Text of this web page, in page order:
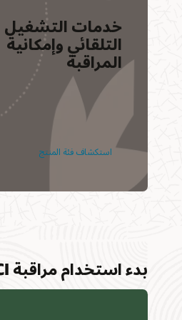
منتديات الاتصال بالعميل
خدمات التشغيل
التلقائي وإمكانية
المراقبة
استكشاف فئة المنتج
بدء استخدام مراقبة OCI